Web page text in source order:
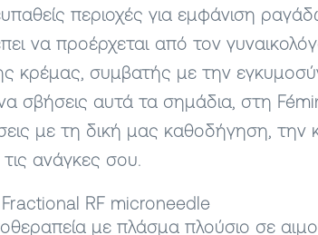
περιοχές για εμφάνιση
να προέρχεται από τον
κρέμας, συμβατής με την
σβήσεις αυτά τα σημάδια, στη
με τη δική μας καθοδήγηση, την
ανάγκες σου.
RF microneedle
με πλάσμα πλούσιο σε